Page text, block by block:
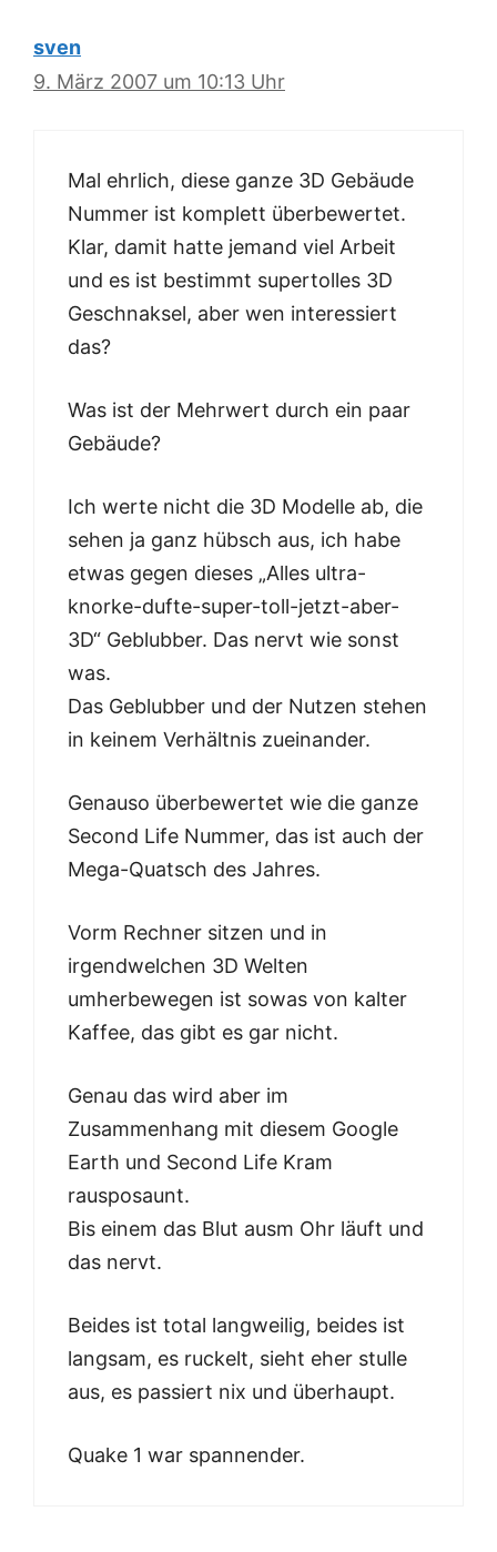
sven
9. März 2007 um 10:13 Uhr
Mal ehrlich, diese ganze 3D Gebäude
Nummer ist komplett überbewertet.
Klar, damit hatte jemand viel Arbeit
und es ist bestimmt supertolles 3D
Geschnaksel, aber wen interessiert
das?
Was ist der Mehrwert durch ein paar
Gebäude?
Ich werte nicht die 3D Modelle ab, die
sehen ja ganz hübsch aus, ich habe
etwas gegen dieses „Alles ultra-
knorke-dufte-super-toll-jetzt-aber-
3D“ Geblubber. Das nervt wie sonst
was.
Das Geblubber und der Nutzen stehen
in keinem Verhältnis zueinander.
Genauso überbewertet wie die ganze
Second Life Nummer, das ist auch der
Mega-Quatsch des Jahres.
Vorm Rechner sitzen und in
irgendwelchen 3D Welten
umherbewegen ist sowas von kalter
Kaffee, das gibt es gar nicht.
Genau das wird aber im
Zusammenhang mit diesem Google
Earth und Second Life Kram
rausposaunt.
Bis einem das Blut ausm Ohr läuft und
das nervt.
Beides ist total langweilig, beides ist
langsam, es ruckelt, sieht eher stulle
aus, es passiert nix und überhaupt.
Quake 1 war spannender.